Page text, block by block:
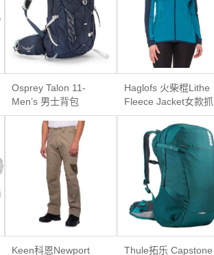
Osprey Talon 11-
Men’s 男士背包
Haglofs 火柴棍Lithe
Fleece Jacket女款抓
绒外套
Keen科恩Newport
Thule拓乐 Capstone